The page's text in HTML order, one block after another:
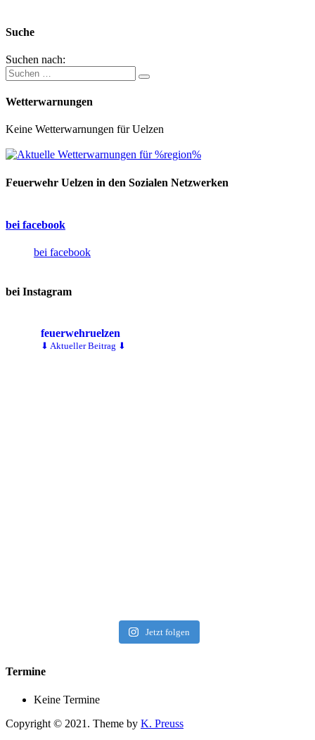
Suche
Suchen nach:
Wetterwarnungen
Keine Wetterwarnungen für Uelzen
Feuerwehr Uelzen in den Sozialen Netzwerken
bei facebook
bei facebook
bei Instagram
feuerwehruelzen
⬇ Aktueller Beitrag ⬇
Jetzt folgen
Termine
Keine Termine
Copyright © 2021. Theme by K. Preuss